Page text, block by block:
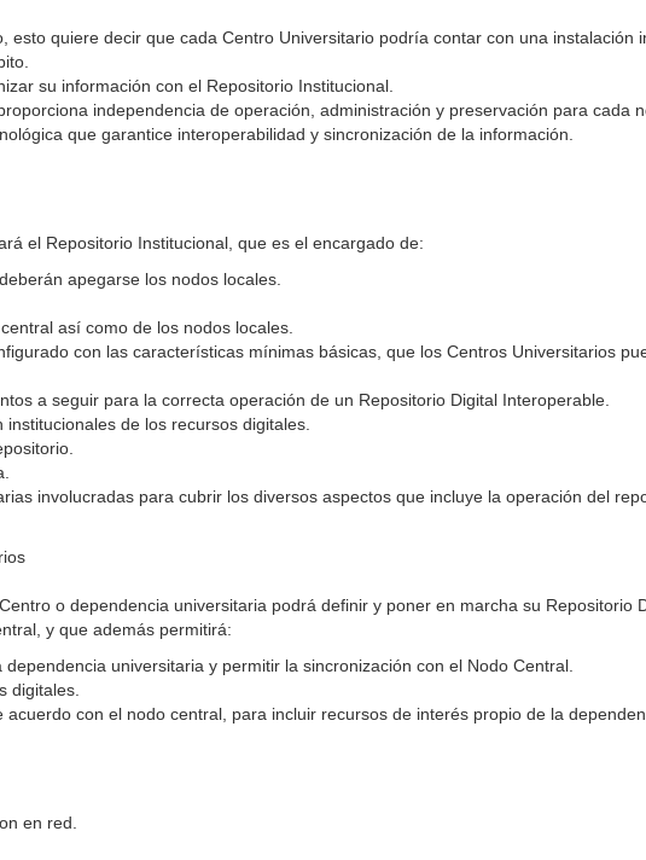
esto quiere decir que cada Centro Universitario podría contar con una instalación
su información con el Repositorio Institucional.
independencia de operación, administración y preservación para cada
que garantice interoperabilidad y sincronización de la información.
el Repositorio Institucional, que es el encargado de:
apegarse los nodos locales.
así como de los nodos locales.
con las características mínimas básicas, que los Centros Universitarios
a seguir para la correcta operación de un Repositorio Digital Interoperable.
de los recursos digitales.
involucradas para cubrir los diversos aspectos que incluye la operación del
o dependencia universitaria podrá definir y poner en marcha su Repositorio
y que además permitirá:
universitaria y permitir la sincronización con el Nodo Central.
digitales.
con el nodo central, para incluir recursos de interés propio de la
en red.